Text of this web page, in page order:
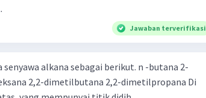
Jawaban terverifikasi
alkana sebagai berikut. n -butana 2-